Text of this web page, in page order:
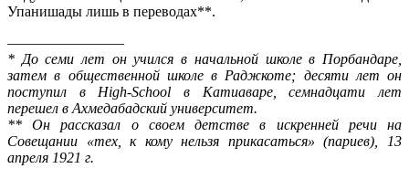
Упанишады лишь в переводах**.
————————
* До семи лет он учился в начальной школе в Порбандаре,
затем в общественной школе в Раджкоте; десяти лет он
поступил в High-School в Катиаваре, семнадцати лет
перешел в Ахмедабадский университет.
** Он рассказал о своем детстве в искренней речи на
Совещании «тех, к кому нельзя прикасаться» (париев), 13
апреля 1921 г.